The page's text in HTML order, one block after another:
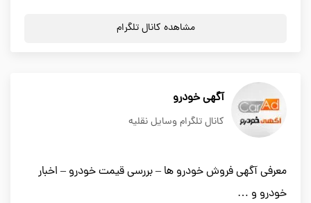
مشاهده کانال تلگرام
آگهی خودرو
کانال تلگرام وسایل نقلیه
معرفی آگهی فروش خودرو ها – بررسی قیمت خودرو – اخبار
خودرو و …